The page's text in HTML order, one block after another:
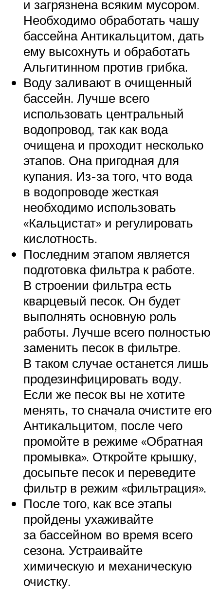
и загрязнена всяким мусором.
Необходимо обработать чашу
бассейна Антикальцитом, дать
ему высохнуть и обработать
Альгитинном против грибка.
Воду заливают в очищенный
бассейн. Лучше всего
использовать центральный
водопровод, так как вода
очищена и проходит несколько
этапов. Она пригодная для
купания. Из-за того, что вода
в водопроводе жесткая
необходимо использовать
«Кальцистат» и регулировать
кислотность.
Последним этапом является
подготовка фильтра к работе.
В строении фильтра есть
кварцевый песок. Он будет
выполнять основную роль
работы. Лучше всего полностью
заменить песок в фильтре.
В таком случае останется лишь
продезинфицировать воду.
Если же песок вы не хотите
менять, то сначала очистите его
Антикальцитом, после чего
промойте в режиме «Обратная
промывка». Откройте крышку,
досыпьте песок и переведите
фильтр в режим «фильтрация».
После того, как все этапы
пройдены ухаживайте
за бассейном во время всего
сезона. Устраивайте
химическую и механическую
очистку.